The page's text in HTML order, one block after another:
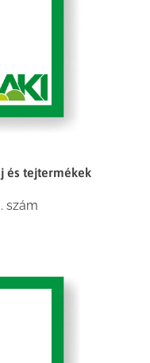
és tejtermékek
szám